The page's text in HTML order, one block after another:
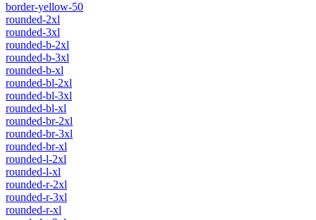
border-yellow-50
rounded-2xl
rounded-3xl
rounded-b-2xl
rounded-b-3xl
rounded-b-xl
rounded-bl-2xl
rounded-bl-3xl
rounded-bl-xl
rounded-br-2xl
rounded-br-3xl
rounded-br-xl
rounded-l-2xl
rounded-l-xl
rounded-r-2xl
rounded-r-3xl
rounded-r-xl